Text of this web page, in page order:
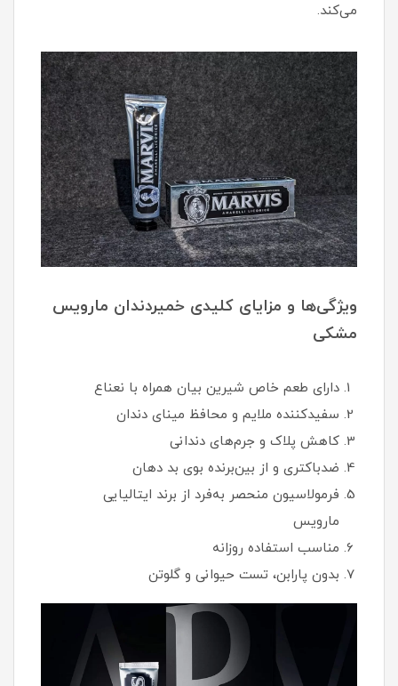
می‌کند.
ویژگی‌ها و مزایای کلیدی خمیردندان مارویس
مشکی
دارای طعم خاص شیرین بیان همراه با نعناع
سفیدکننده ملایم و محافظ مینای دندان
کاهش پلاک و جرم‌های دندانی
ضدباکتری و از بین‌برنده بوی بد دهان
فرمولاسیون منحصر به‌فرد از برند ایتالیایی
مارویس
مناسب استفاده روزانه
بدون پارابن، تست حیوانی و گلوتن